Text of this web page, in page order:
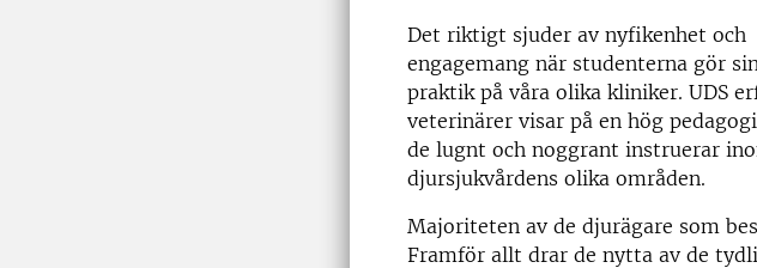
Det riktigt sjuder av nyfikenhet och
engagemang när studenterna gör
praktik på våra olika kliniker. UDS
veterinärer visar på en hög
de lugnt och noggrant instruerar
djursjukvårdens olika områden.
Majoriteten av de djurägare som
Framför allt drar de nytta av de